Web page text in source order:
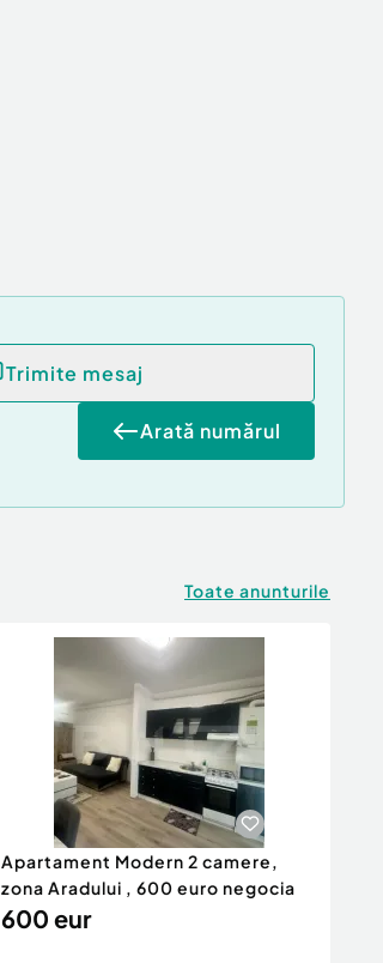
Trimite mesaj
Arată numărul
Toate anunturile
Apartament Modern 2 camere,
zona Aradului , 600 euro negocia
600 eur